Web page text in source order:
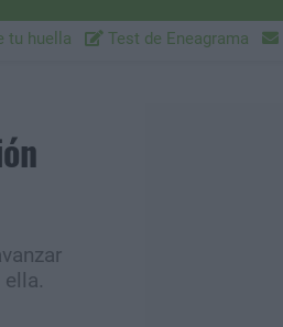
tu huella Test de Eneagrama